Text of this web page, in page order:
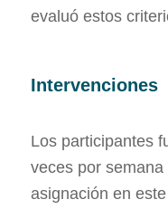
evaluó estos
Intervenciones
Los participantes
veces por
asignación en